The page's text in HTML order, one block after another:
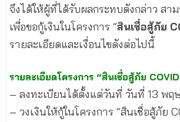
จึงได้ให้ผู้ที่ได้รับผลกระทบดังกล่าว สา
เพื่อขอกู้เงินในโครงการ “สินเชื่อสู้ภัย
รายละเอียดและเงื่อนไขดังต่อไปนี้
รายละเอียดโครงการ “สินเชื่อสู้ภัย
– ลงทะเบียนได้ตั้งแต่วันที่ วันที่ 13 พฤ
– วงเงินให้กู้ในโครงการ “สินเชื่อสู้ภัย